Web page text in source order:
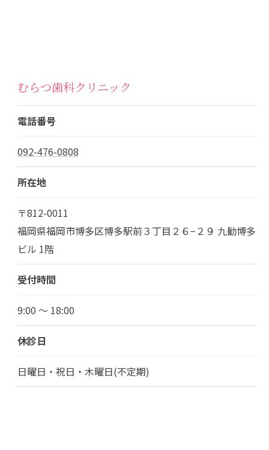
むらつ歯科クリニック
電話番号
092-476-0808
所在地
〒812-0011
福岡県福岡市博多区博多駅前３丁目２６−２９ 九勧博多
ビル 1階
受付時間
9:00 ～ 18:00
休診日
日曜日・祝日・木曜日(不定期)